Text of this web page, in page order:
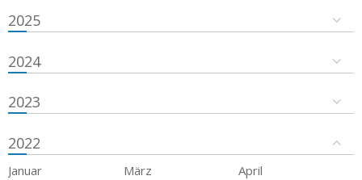
2025
2024
2023
2022
Januar März
April